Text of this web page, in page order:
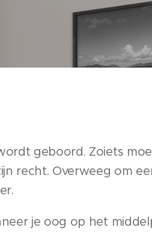
geboord. Zoiets
recht. Overweeg om
je oog op het